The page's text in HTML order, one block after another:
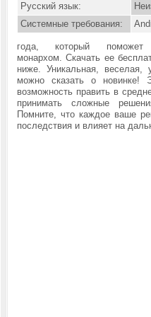
Русский язык:
Системные требования:
года, который поможет
монархом. Скачать ее
ниже. Уникальная, веселая,
можно сказать о новинке!
возможность править в
принимать сложные
Помните, что каждое ваше
последствия и влияет на